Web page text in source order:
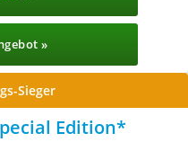
»
Sieger
Edition